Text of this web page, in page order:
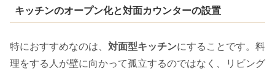
キッチンのオープン化と対面カウンターの設置
特におすすめなのは、 対面型キッチンにすることです。料
理をする人が壁に向かって孤立するのではなく、リビング